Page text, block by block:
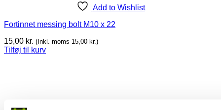
Add to Wishlist
Fortinnet messing bolt M10 x 22
15,00 kr. (Inkl. moms 15,00 kr.)
Tilføj til kurv